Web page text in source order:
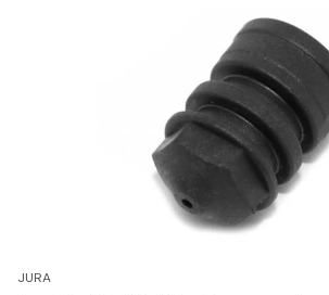
JURA